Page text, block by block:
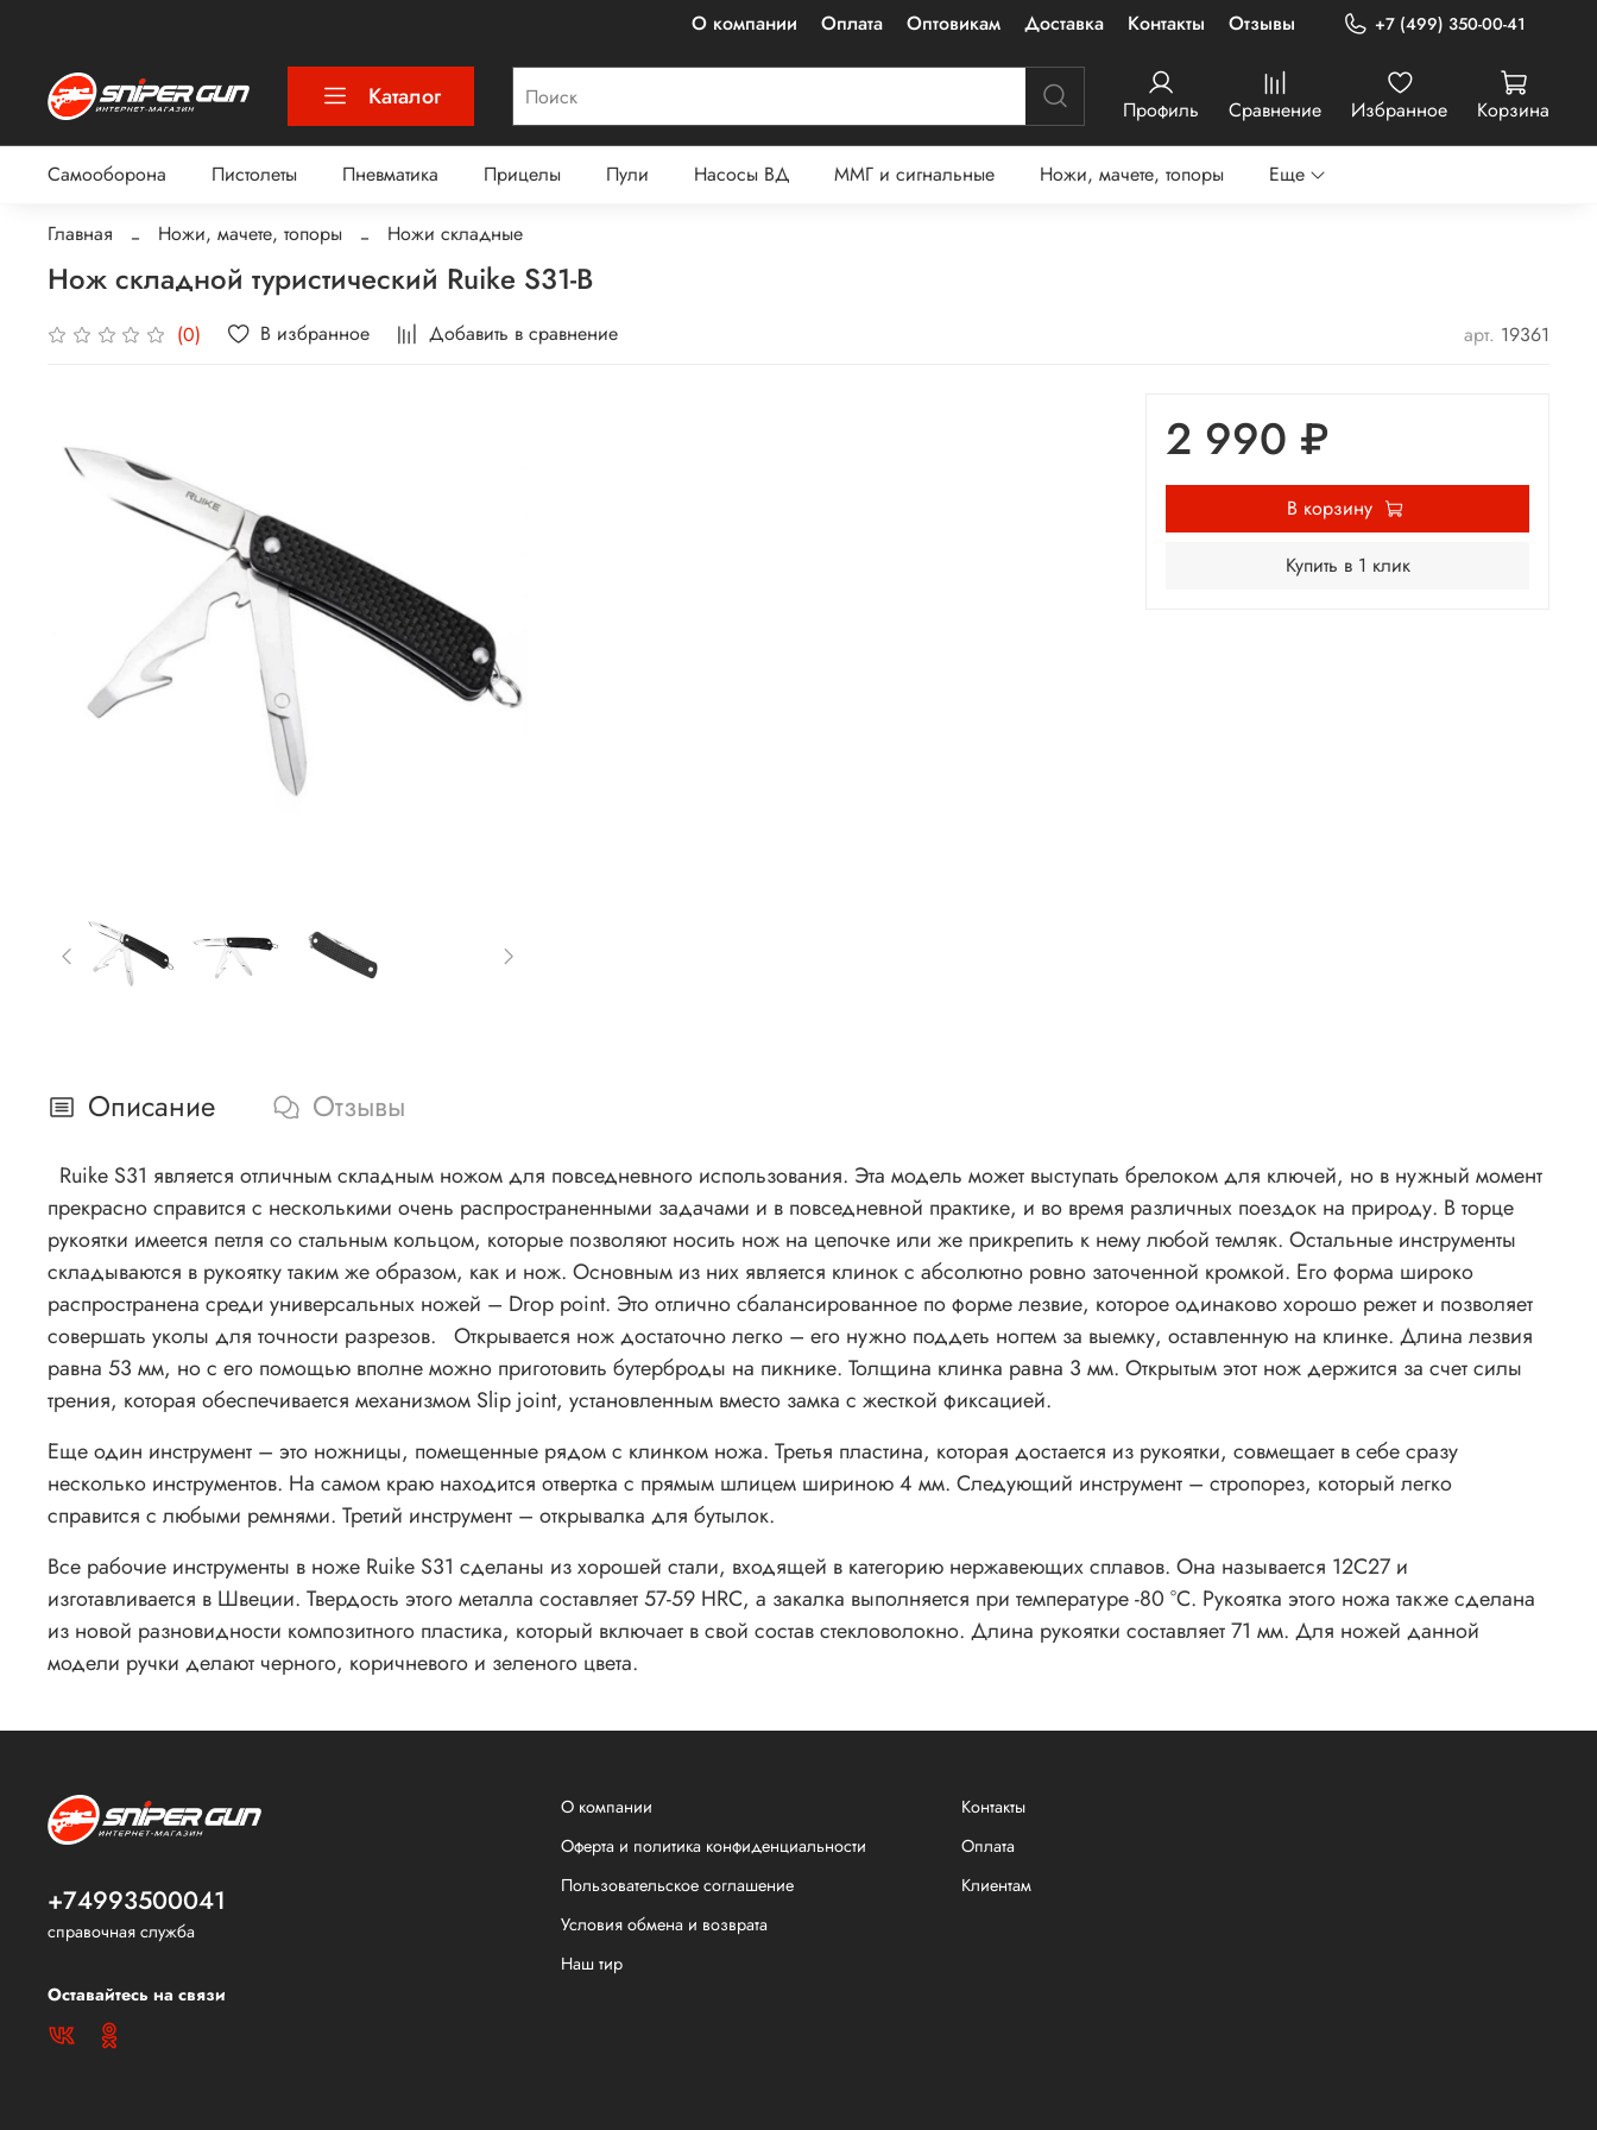
О компании Оплата Оптовикам Доставка Контакты Отзывы +7 (499) 350-00-41
Каталог Профиль Сравнение Избранное Корзина
Самооборона Пистолеты Пневматика Прицелы Пули Насосы ВД ММГ и сигнальные Ножи, мачете, топоры Еще
Главная Ножи, мачете, топоры Ножи складные
Нож складной туристический Ruike S31-B
(0) В избранное Добавить в сравнение арт. 19361
2 990 ₽
В корзину
Купить в 1 клик
Описание Отзывы
Ruike S31 является отличным складным ножом для повседневного использования. Эта модель может выступать брелоком для ключей, но в нужный момент
прекрасно справится с несколькими очень распространенными задачами и в повседневной практике, и во время различных поездок на природу. В торце
рукоятки имеется петля со стальным кольцом, которые позволяют носить нож на цепочке или же прикрепить к нему любой темляк. Остальные инструменты
складываются в рукоятку таким же образом, как и нож. Основным из них является клинок с абсолютно ровно заточенной кромкой. Его форма широко
распространена среди универсальных ножей – Drop point. Это отлично сбалансированное по форме лезвие, которое одинаково хорошо режет и позволяет
совершать уколы для точности разрезов. Открывается нож достаточно легко – его нужно поддеть ногтем за выемку, оставленную на клинке. Длина лезвия
равна 53 мм, но с его помощью вполне можно приготовить бутерброды на пикнике. Толщина клинка равна 3 мм. Открытым этот нож держится за счет силы
трения, которая обеспечивается механизмом Slip joint, установленным вместо замка с жесткой фиксацией.
Еще один инструмент – это ножницы, помещенные рядом с клинком ножа. Третья пластина, которая достается из рукоятки, совмещает в себе сразу
несколько инструментов. На самом краю находится отвертка с прямым шлицем шириною 4 мм. Следующий инструмент – стропорез, который легко
справится с любыми ремнями. Третий инструмент – открывалка для бутылок.
Все рабочие инструменты в ноже Ruike S31 сделаны из хорошей стали, входящей в категорию нержавеющих сплавов. Она называется 12С27 и
изготавливается в Швеции. Твердость этого металла составляет 57-59 HRC, а закалка выполняется при температуре -80 °C. Рукоятка этого ножа также сделана
из новой разновидности композитного пластика, который включает в свой состав стекловолокно. Длина рукоятки составляет 71 мм. Для ножей данной
модели ручки делают черного, коричневого и зеленого цвета.
О компании
Оферта и политика конфиденциальности
Пользовательское соглашение
Условия обмена и возврата
Наш тир
Контакты
Оплата
Клиентам
+74993500041
справочная служба
Оставайтесь на связи